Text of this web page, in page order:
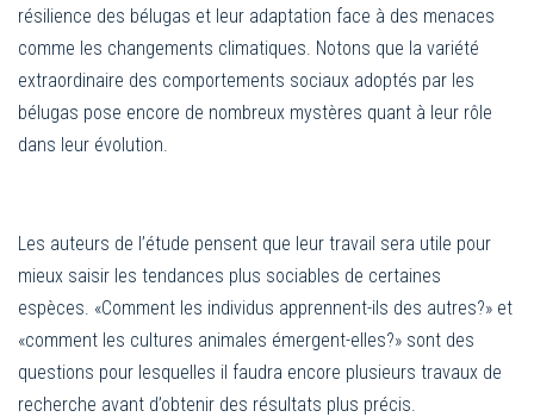
résilience des bélugas et leur adaptation face à des menaces
comme les changements climatiques. Notons que la variété
extraordinaire des comportements sociaux adoptés par les
bélugas pose encore de nombreux mystères quant à leur rôle
dans leur évolution.
Les auteurs de l’étude pensent que leur travail sera utile pour
mieux saisir les tendances plus sociables de certaines
espèces. «Comment les individus apprennent-ils des autres?» et
«comment les cultures animales émergent-elles?» sont des
questions pour lesquelles il faudra encore plusieurs travaux de
recherche avant d’obtenir des résultats plus précis.